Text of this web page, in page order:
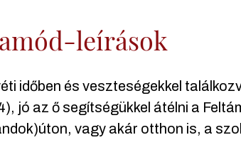
leírások
időben és veszteségekkel
jó az ő segítségükkel átélni a
vagy akár otthon is, a